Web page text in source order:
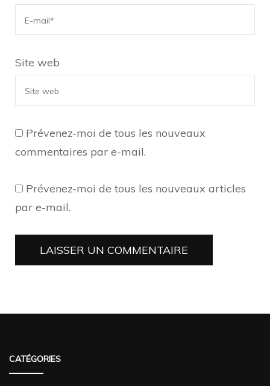
Site web
Prévenez-moi de tous les nouveaux
commentaires par e-mail.
Prévenez-moi de tous les nouveaux articles
par e-mail.
CATÉGORIES